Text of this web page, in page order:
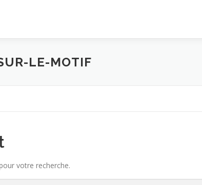
LE-MOTIF
votre recherche.